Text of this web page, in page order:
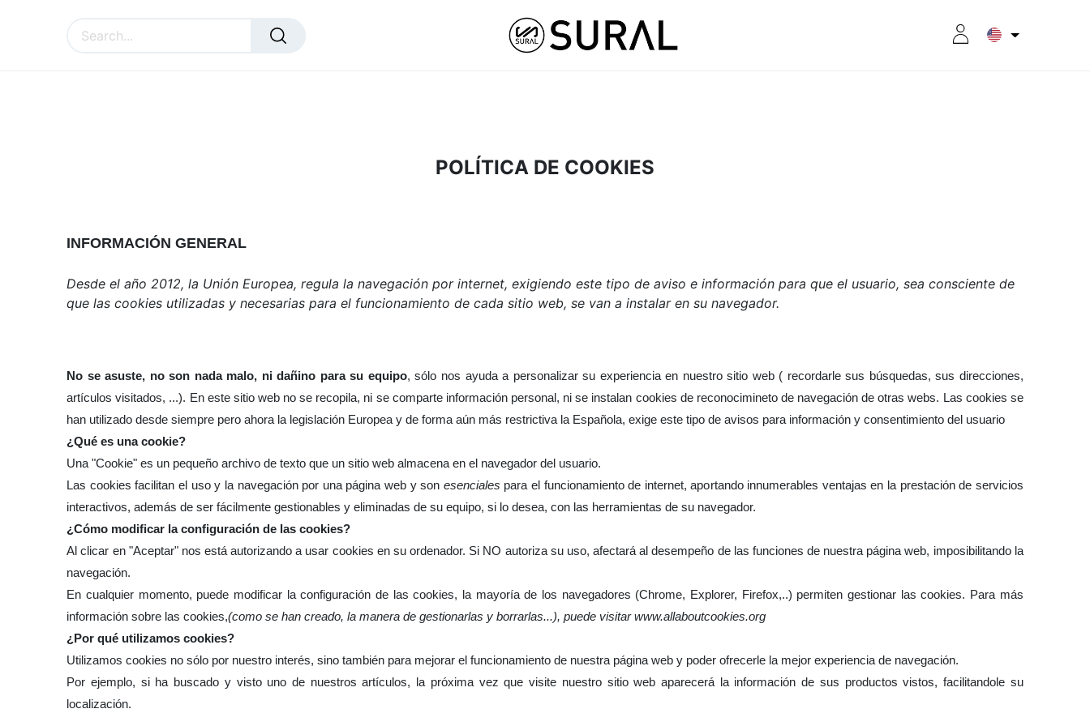
POLÍTICA DE COOKIES
INFORMACIÓN GENERAL
Desde el año 2012, la Unión Europea, regula la navegación por internet, exigiendo este tipo de aviso e información para que el usuario, sea consciente de
que las cookies utilizadas y necesarias para el funcionamiento de cada sitio web, se van a instalar en su navegador.
No se asuste, no son nada malo, ni dañino para su equipo, sólo nos ayuda a personalizar su experiencia en nuestro sitio web ( recordarle sus búsquedas, sus direcciones,
artículos visitados, ...). En este sitio web no se recopila, ni se comparte información personal, ni se instalan cookies de reconocimineto de navegación de otras webs. Las cookies se
han utilizado desde siempre pero ahora la legislación Europea y de forma aún más restrictiva la Española, exige este tipo de avisos para información y consentimiento del usuario
¿Qué es una cookie?
Una "Cookie" es un pequeño archivo de texto que un sitio web almacena en el navegador del usuario.
Las cookies facilitan el uso y la navegación por una página web y son esenciales para el funcionamiento de internet, aportando innumerables ventajas en la prestación de servicios
interactivos, además de ser fácilmente gestionables y eliminadas de su equipo, si lo desea, con las herramientas de su navegador.
¿Cómo modificar la configuración de las cookies?
Al clicar en "Aceptar" nos está autorizando a usar cookies en su ordenador. Si NO autoriza su uso, afectará al desempeño de las funciones de nuestra página web, imposibilitando la
navegación.
En cualquier momento, puede modificar la configuración de las cookies, la mayoría de los navegadores (Chrome, Explorer, Firefox,..) permiten gestionar las cookies. Para más
información sobre las cookies,(como se han creado, la manera de gestionarlas y borrarlas...), puede visitar www.allaboutcookies.org
¿Por qué utilizamos cookies?
Utilizamos cookies no sólo por nuestro interés, sino también para mejorar el funcionamiento de nuestra página web y poder ofrecerle la mejor experiencia de navegación.
Por ejemplo, si ha buscado y visto uno de nuestros artículos, la próxima vez que visite nuestro sitio web aparecerá la información de sus productos vistos, facilitandole su
localización.